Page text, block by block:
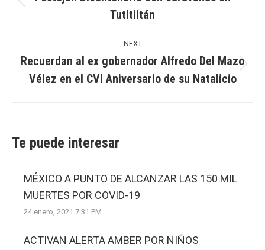
post:
Tutltiltán
NEXT
post:
Recuerdan al ex gobernador Alfredo Del Mazo
Vélez en el CVI Aniversario de su Natalicio
Te puede interesar
MÉXICO A PUNTO DE ALCANZAR LAS 150 MIL
MUERTES POR COVID-19
24 enero, 2021 7:31 PM
ACTIVAN ALERTA AMBER POR NIÑOS